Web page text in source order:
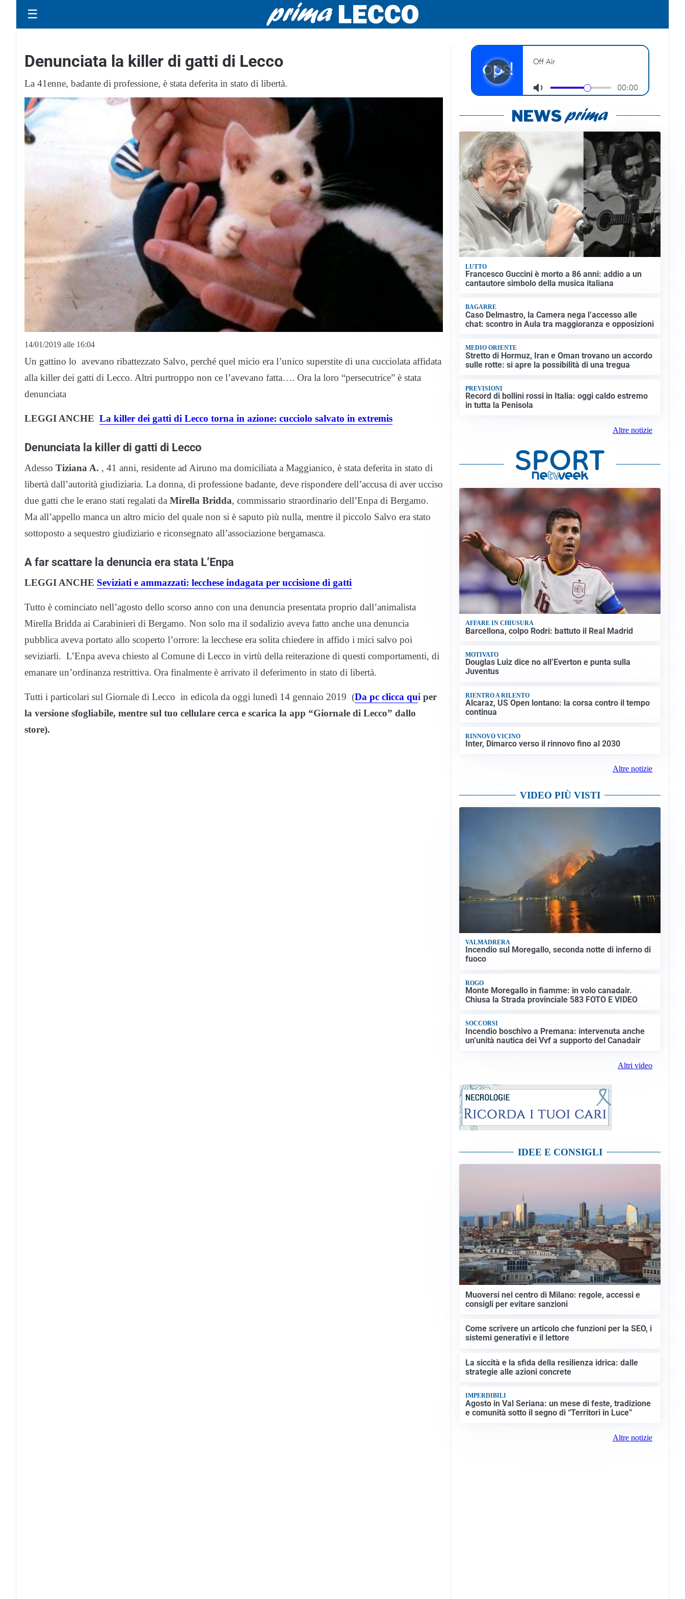
☰
Denunciata la killer di gatti di Lecco
La 41enne, badante di professione, è stata deferita in stato di libertà.
14/01/2019 alle 16:04
Un gattino lo avevano ribattezzato Salvo, perché quel micio era l’unico superstite di una cucciolata affidata
alla killer dei gatti di Lecco. Altri purtroppo non ce l’avevano fatta…. Ora la loro “persecutrice” è stata
denunciata
LEGGI ANCHE La killer dei gatti di Lecco torna in azione: cucciolo salvato in extremis
Denunciata la killer di gatti di Lecco
Adesso Tiziana A. , 41 anni, residente ad Airuno ma domiciliata a Maggianico, è stata deferita in stato di
libertà dall’autorità giudiziaria. La donna, di professione badante, deve rispondere dell’accusa di aver ucciso
due gatti che le erano stati regalati da Mirella Bridda, commissario straordinario dell’Enpa di Bergamo.
Ma all’appello manca un altro micio del quale non si è saputo più nulla, mentre il piccolo Salvo era stato
sottoposto a sequestro giudiziario e riconsegnato all’associazione bergamasca.
A far scattare la denuncia era stata L’Enpa
LEGGI ANCHE Seviziati e ammazzati: lecchese indagata per uccisione di gatti
Tutto è cominciato nell’agosto dello scorso anno con una denuncia presentata proprio dall’animalista
Mirella Bridda ai Carabinieri di Bergamo. Non solo ma il sodalizio aveva fatto anche una denuncia
pubblica aveva portato allo scoperto l’orrore: la lecchese era solita chiedere in affido i mici salvo poi
seviziarli. L’Enpa aveva chiesto al Comune di Lecco in virtù della reiterazione di questi comportamenti, di
emanare un’ordinanza restrittiva. Ora finalmente è arrivato il deferimento in stato di libertà.
Tutti i particolari sul Giornale di Lecco in edicola da oggi lunedì 14 gennaio 2019 (Da pc clicca qui per
la versione sfogliabile, mentre sul tuo cellulare cerca e scarica la app “Giornale di Lecco” dallo
store).
LUTTO
Francesco Guccini è morto a 86 anni: addio a un
cantautore simbolo della musica italiana
BAGARRE
Caso Delmastro, la Camera nega l’accesso alle
chat: scontro in Aula tra maggioranza e opposizioni
MEDIO ORIENTE
Stretto di Hormuz, Iran e Oman trovano un accordo
sulle rotte: si apre la possibilità di una tregua
PREVISIONI
Record di bollini rossi in Italia: oggi caldo estremo
in tutta la Penisola
Altre notizie
AFFARE IN CHIUSURA
Barcellona, colpo Rodri: battuto il Real Madrid
MOTIVATO
Douglas Luiz dice no all’Everton e punta sulla
Juventus
RIENTRO A RILENTO
Alcaraz, US Open lontano: la corsa contro il tempo
continua
RINNOVO VICINO
Inter, Dimarco verso il rinnovo fino al 2030
Altre notizie
VIDEO PIÙ VISTI
VALMADRERA
Incendio sul Moregallo, seconda notte di inferno di
fuoco
ROGO
Monte Moregallo in fiamme: in volo canadair.
Chiusa la Strada provinciale 583 FOTO E VIDEO
SOCCORSI
Incendio boschivo a Premana: intervenuta anche
un’unità nautica dei Vvf a supporto del Canadair
Altri video
IDEE E CONSIGLI
Muoversi nel centro di Milano: regole, accessi e
consigli per evitare sanzioni
Come scrivere un articolo che funzioni per la SEO, i
sistemi generativi e il lettore
La siccità e la sfida della resilienza idrica: dalle
strategie alle azioni concrete
IMPERDIBILI
Agosto in Val Seriana: un mese di feste, tradizione
e comunità sotto il segno di “Territori in Luce”
Altre notizie